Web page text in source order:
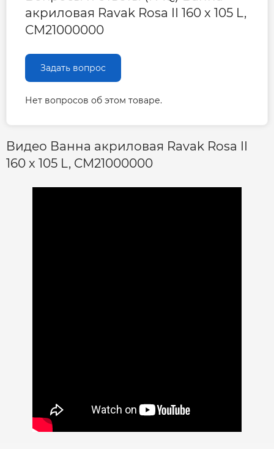
акриловая Ravak Rosa II 160 х 105 L,
CM21000000
Задать вопрос
Нет вопросов об этом товаре.
Видео Ванна акриловая Ravak Rosa II
160 х 105 L, CM21000000